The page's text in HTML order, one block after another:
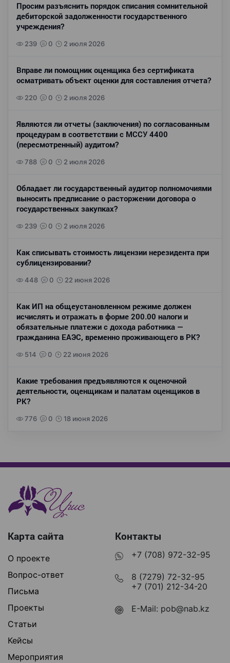
Просим разъяснить порядок списания сомнительной
дебиторской задолженности государственного
учреждения?
239 0 2 июля 2026
Вправе ли помощник оценщика без сертификата
осматривать объект оценки для составления отчета?
220 0 2 июля 2026
Являются ли отчеты (заключения) по согласованным
процедурам в соответствии с МССУ 4400
(пересмотренный) аудитом?
788 0 2 июля 2026
Обладает ли государственный аудитор полномочиями
выносить предписание о расторжении договора о
государственных закупках?
239 0 2 июля 2026
Как списывать стоимость лицензии нерезидента при
сублицензировании?
448 0 22 июня 2026
Как ИП на общеустановленном режиме должен
исчислять и отражать в форме 200.00 налоги и
обязательные платежи с дохода работника —
гражданина ЕАЭС, временно проживающего в РК?
514 0 22 июня 2026
Какие требования предъявляются к оценочной
деятельности, оценщикам и палатам оценщиков в
РК?
776 0 18 июня 2026
Карта сайта
О проекте
Вопрос-ответ
Письма
Проекты
Статьи
Кейсы
Мероприятия
Контакты
+7 (708) 972-32-95
8 (7279) 72-32-95
+7 (701) 212-34-20
E-Mail: pob@nab.kz